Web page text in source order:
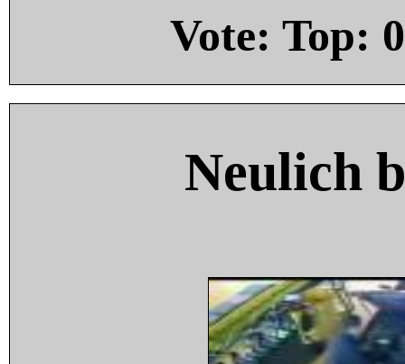
Vote: Top: 0
Neulich